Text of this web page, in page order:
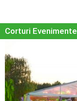
Corturi Evenimente